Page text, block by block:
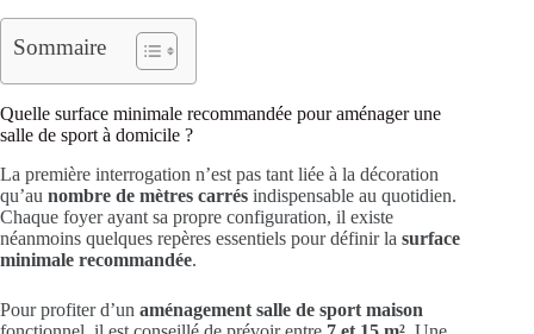
Sommaire
Quelle surface minimale recommandée pour aménager une
salle de sport à domicile ?
La première interrogation n’est pas tant liée à la décoration
qu’au nombre de mètres carrés indispensable au quotidien.
Chaque foyer ayant sa propre configuration, il existe
néanmoins quelques repères essentiels pour définir la surface
minimale recommandée.
Pour profiter d’un aménagement salle de sport maison